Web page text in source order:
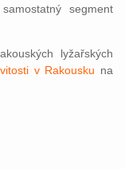
segment
lyžařských
v Rakousku na